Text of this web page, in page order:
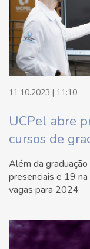
11.10.2023 | 11:10
UCPel abre
cursos de
Além da
presenciais e 19
vagas para 2024